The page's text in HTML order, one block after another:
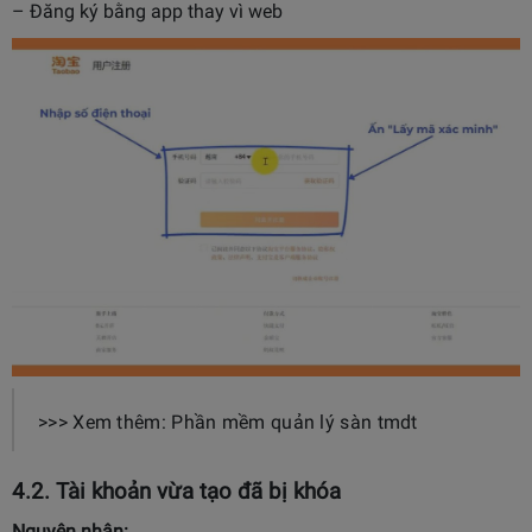
– Đăng ký bằng app thay vì web
>>> Xem thêm: Phần mềm quản lý sàn tmdt
4.2. Tài khoản vừa tạo đã bị khóa